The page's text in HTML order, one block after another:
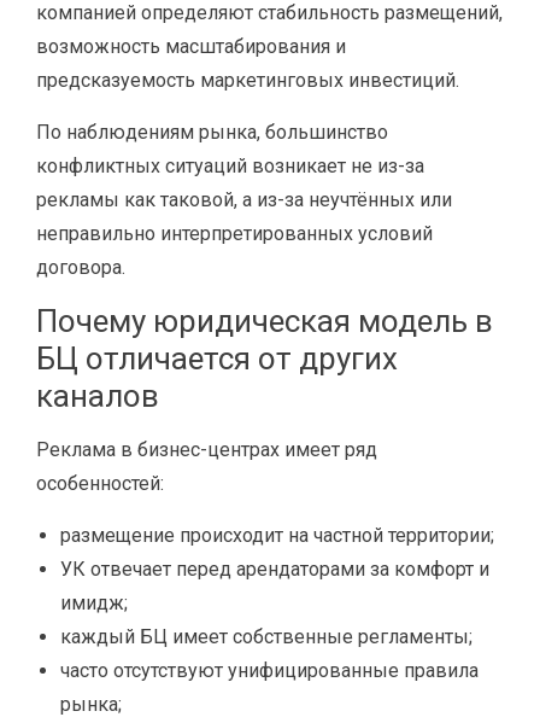
компанией определяют стабильность размещений,
возможность масштабирования и
предсказуемость маркетинговых инвестиций.
По наблюдениям рынка, большинство
конфликтных ситуаций возникает не из-за
рекламы как таковой, а из-за неучтённых или
неправильно интерпретированных условий
договора.
Почему юридическая модель в
БЦ отличается от других
каналов
Реклама в бизнес-центрах имеет ряд
особенностей:
размещение происходит на частной территории;
УК отвечает перед арендаторами за комфорт и
имидж;
каждый БЦ имеет собственные регламенты;
часто отсутствуют унифицированные правила
рынка;